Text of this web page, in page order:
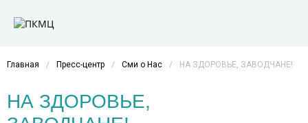
Главная / Пресс-центр / Сми о Нас / НА ЗДОРОВЬЕ, ЗАВОДЧАНЕ!
НА ЗДОРОВЬЕ,